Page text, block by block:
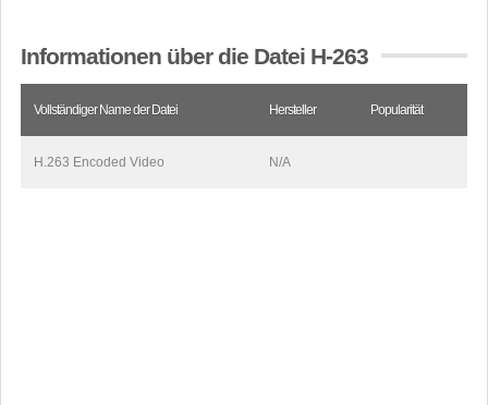
Informationen über die Datei H-263
Vollständiger Name der Datei Hersteller Popularität
H.263 Encoded Video N/A